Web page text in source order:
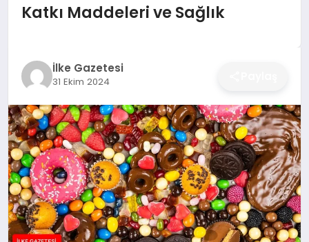
SAĞLIK
EKONOMI
DÜNYA
SIYASET
EĞITIM
Katkı Maddeleri ve Sağlık
İlke Gazetesi
31 Ekim 2024